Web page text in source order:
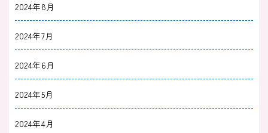
2024年8月
2024年7月
2024年6月
2024年5月
2024年4月